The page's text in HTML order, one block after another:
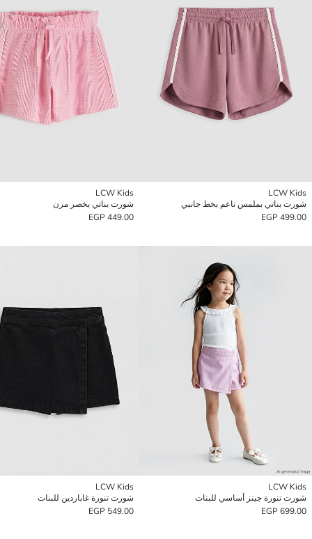
LCW Kids
شورت بناتي بملمس ناعم بخط جانبي
499.00 EGP
LCW Kids
شورت بناتي بخصر مرن
449.00 EGP
LCW Kids
شورت تنورة جينز أساسي للبنات
699.00 EGP
LCW Kids
شورت تنورة غاباردين للبنات
549.00 EGP